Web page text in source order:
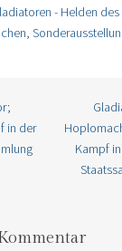
- Helden
,
in der
Kampf